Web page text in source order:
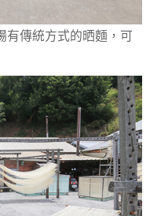
有傳統方式的晒麵，可